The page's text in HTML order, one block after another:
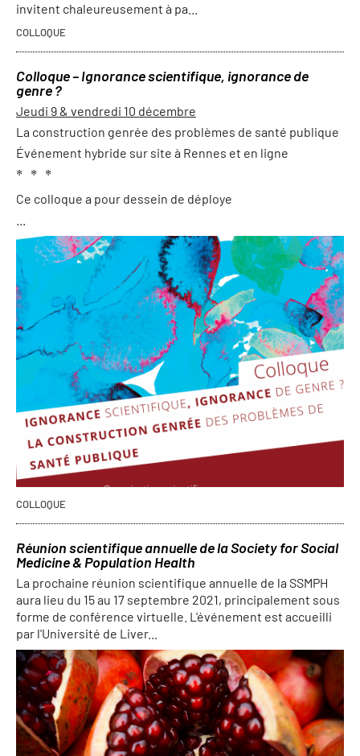
invitent chaleureusement à pa...
COLLOQUE
Colloque – Ignorance scientifique, ignorance de
genre ?
Jeudi 9 & vendredi 10 décembre
La construction genrée des problèmes de santé publique
Événement hybride sur site à Rennes et en ligne
* * *
Ce colloque a pour dessein de déploye
COLLOQUE
Réunion scientifique annuelle de la Society for Social
Medicine & Population Health
La prochaine réunion scientifique annuelle de la SSMPH
aura lieu du 15 au 17 septembre 2021, principalement sous
forme de conférence virtuelle. L'événement est accueilli
par l'Université de Liver...